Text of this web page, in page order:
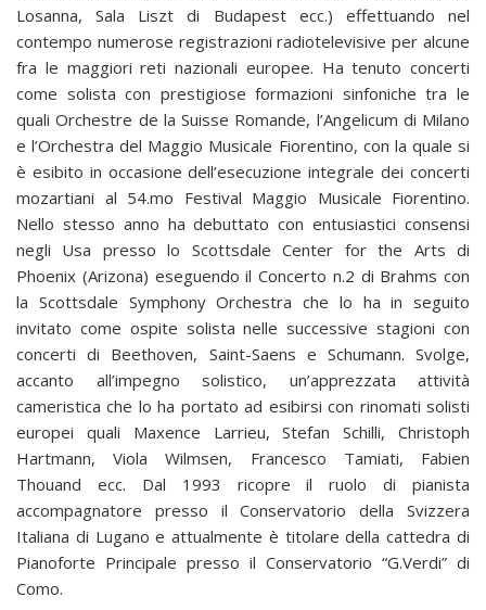
Losanna, Sala Liszt di Budapest ecc.) effettuando nel
contempo numerose registrazioni radiotelevisive per alcune
fra le maggiori reti nazionali europee. Ha tenuto concerti
come solista con prestigiose formazioni sinfoniche tra le
quali Orchestre de la Suisse Romande, l’Angelicum di Milano
e l’Orchestra del Maggio Musicale Fiorentino, con la quale si
è esibito in occasione dell’esecuzione integrale dei concerti
mozartiani al 54.mo Festival Maggio Musicale Fiorentino.
Nello stesso anno ha debuttato con entusiastici consensi
negli Usa presso lo Scottsdale Center for the Arts di
Phoenix (Arizona) eseguendo il Concerto n.2 di Brahms con
la Scottsdale Symphony Orchestra che lo ha in seguito
invitato come ospite solista nelle successive stagioni con
concerti di Beethoven, Saint-Saens e Schumann. Svolge,
accanto all’impegno solistico, un’apprezzata attività
cameristica che lo ha portato ad esibirsi con rinomati solisti
europei quali Maxence Larrieu, Stefan Schilli, Christoph
Hartmann, Viola Wilmsen, Francesco Tamiati, Fabien
Thouand ecc. Dal 1993 ricopre il ruolo di pianista
accompagnatore presso il Conservatorio della Svizzera
Italiana di Lugano e attualmente è titolare della cattedra di
Pianoforte Principale presso il Conservatorio “G.Verdi” di
Como.